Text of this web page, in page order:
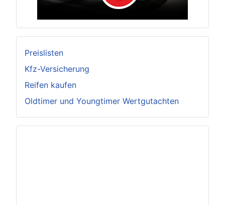
Preislisten
Kfz-Versicherung
Reifen kaufen
Oldtimer und Youngtimer Wertgutachten